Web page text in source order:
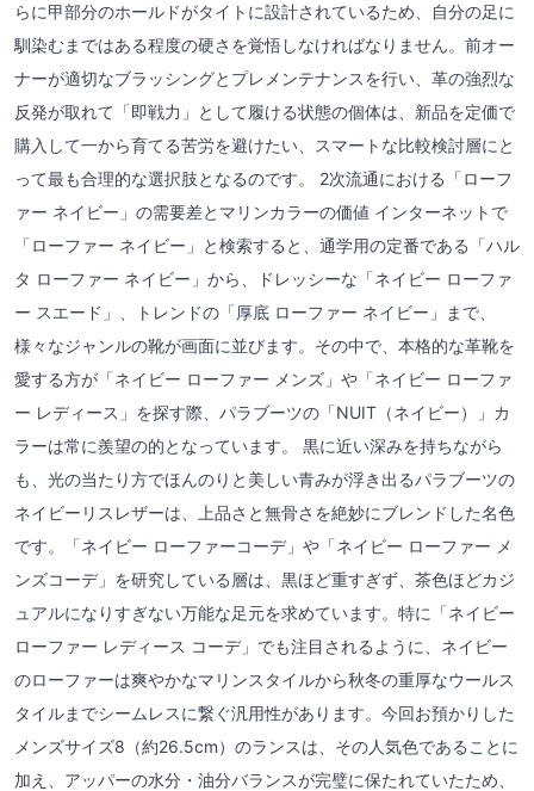
らに甲部分のホールドがタイトに設計されているため、自分の足に
馴染むまではある程度の硬さを覚悟しなければなりません。前オー
ナーが適切なブラッシングとプレメンテナンスを行い、革の強烈な
反発が取れて「即戦力」として履ける状態の個体は、新品を定価で
購入して一から育てる苦労を避けたい、スマートな比較検討層にと
って最も合理的な選択肢となるのです。 2次流通における「ローフ
ァー ネイビー」の需要差とマリンカラーの価値 インターネットで
「ローファー ネイビー」と検索すると、通学用の定番である「ハル
タ ローファー ネイビー」から、ドレッシーな「ネイビー ローファ
ー スエード」、トレンドの「厚底 ローファー ネイビー」まで、
様々なジャンルの靴が画面に並びます。その中で、本格的な革靴を
愛する方が「ネイビー ローファー メンズ」や「ネイビー ローファ
ー レディース」を探す際、パラブーツの「NUIT（ネイビー）」カ
ラーは常に羨望の的となっています。 黒に近い深みを持ちながら
も、光の当たり方でほんのりと美しい青みが浮き出るパラブーツの
ネイビーリスレザーは、上品さと無骨さを絶妙にブレンドした名色
です。「ネイビー ローファーコーデ」や「ネイビー ローファー メ
ンズコーデ」を研究している層は、黒ほど重すぎず、茶色ほどカジ
ュアルになりすぎない万能な足元を求めています。特に「ネイビー
ローファー レディース コーデ」でも注目されるように、ネイビー
のローファーは爽やかなマリンスタイルから秋冬の重厚なウールス
タイルまでシームレスに繋ぐ汎用性があります。今回お預かりした
メンズサイズ8（約26.5cm）のランスは、その人気色であることに
加え、アッパーの水分・油分バランスが完璧に保たれていたため、